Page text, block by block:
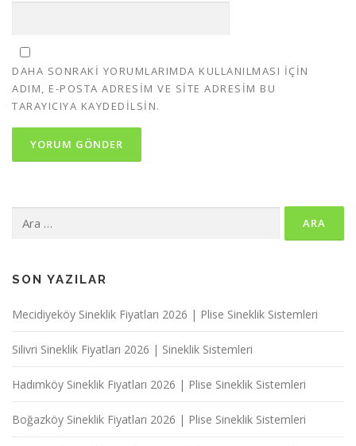
DAHA SONRAKI YORUMLARIMDA KULLANILMASI IÇIN
ADIM, E-POSTA ADRESIM VE SITE ADRESIM BU
TARAYICIYA KAYDEDILSIN.
SON YAZILAR
Mecidiyeköy Sineklik Fiyatları 2026 | Plise Sineklik Sistemleri
Silivri Sineklik Fiyatları 2026 | Sineklik Sistemleri
Hadımköy Sineklik Fiyatları 2026 | Plise Sineklik Sistemleri
Boğazköy Sineklik Fiyatları 2026 | Plise Sineklik Sistemleri